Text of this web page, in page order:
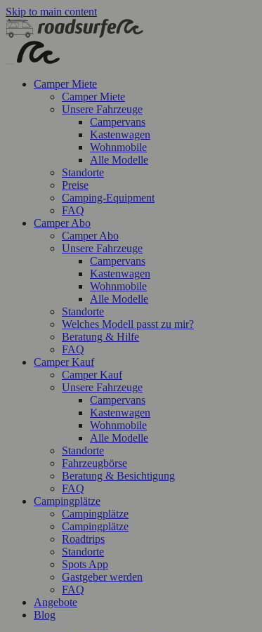
Skip to main content
Camper Miete
Camper Miete
Unsere Fahrzeuge
Campervans
Kastenwagen
Wohnmobile
Alle Modelle
Standorte
Preise
Camping-Equipment
FAQ
Camper Abo
Camper Abo
Unsere Fahrzeuge
Campervans
Kastenwagen
Wohnmobile
Alle Modelle
Standorte
Welches Modell passt zu mir?
Beratung & Hilfe
FAQ
Camper Kauf
Camper Kauf
Unsere Fahrzeuge
Campervans
Kastenwagen
Wohnmobile
Alle Modelle
Standorte
Fahrzeugbörse
Beratung & Besichtigung
FAQ
Campingplätze
Campingplätze
Campingplätze
Roadtrips
Standorte
Spots App
Gastgeber werden
FAQ
Angebote
Blog